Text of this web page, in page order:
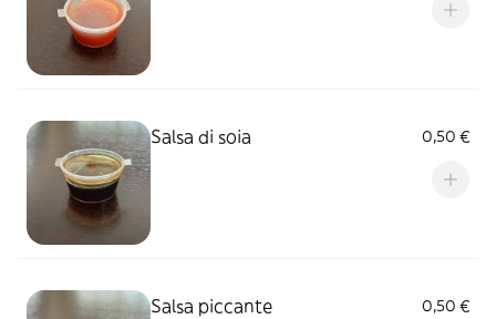
Salsa di soia 0,50 €
Salsa piccante 0,50 €